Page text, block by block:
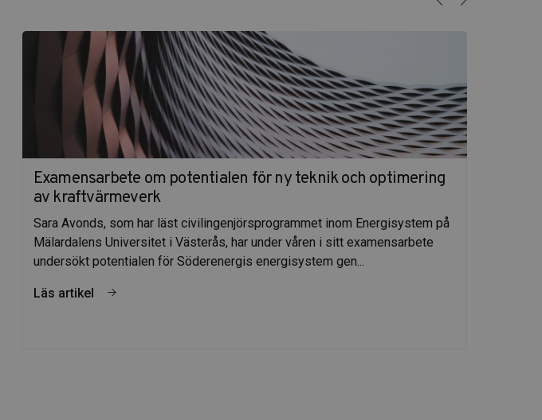
Examensarbete om potentialen för ny teknik och optimering
av kraftvärmeverk
Sara Avonds, som har läst civilingenjörsprogrammet inom Energisystem på
Mälardalens Universitet i Västerås, har under våren i sitt examensarbete
undersökt potentialen för Söderenergis energisystem gen...
Läs artikel